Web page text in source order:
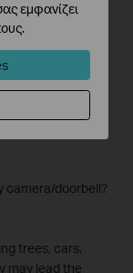
camera
for
camera/doorbell?
trees, cars,
may lead the
εμφανίζει